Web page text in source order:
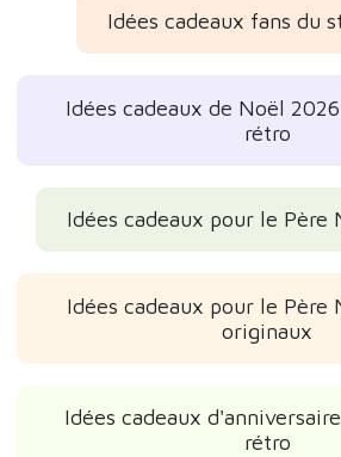
Idées cadeaux fans du
Idées cadeaux de Noël
rétro
Idées cadeaux pour le Père
Idées cadeaux pour le Père
originaux
Idées cadeaux
rétro